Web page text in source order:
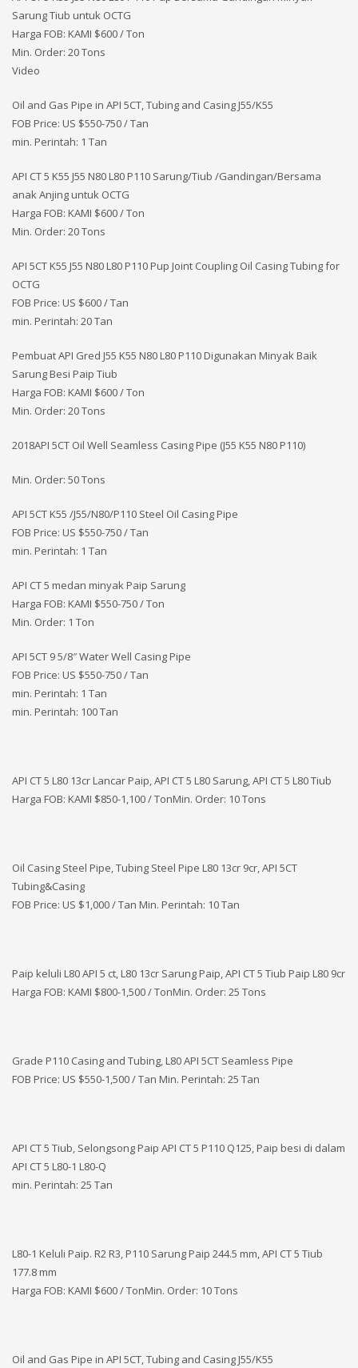
Sarung Tiub untuk OCTG
Harga FOB: KAMI $600 / Ton
Min. Order: 20 Tons
Video
Oil and Gas Pipe in API 5CT, Tubing and Casing J55/K55
FOB Price: US $550-750 / Tan
min. Perintah: 1 Tan
API CT 5 K55 J55 N80 L80 P110 Sarung/Tiub /Gandingan/Bersama
anak Anjing untuk OCTG
Harga FOB: KAMI $600 / Ton
Min. Order: 20 Tons
API 5CT K55 J55 N80 L80 P110 Pup Joint Coupling Oil Casing Tubing for
OCTG
FOB Price: US $600 / Tan
min. Perintah: 20 Tan
Pembuat API Gred J55 K55 N80 L80 P110 Digunakan Minyak Baik
Sarung Besi Paip Tiub
Harga FOB: KAMI $600 / Ton
Min. Order: 20 Tons
2018API 5CT Oil Well Seamless Casing Pipe (J55 K55 N80 P110)
Min. Order: 50 Tons
API 5CT K55 /J55/N80/P110 Steel Oil Casing Pipe
FOB Price: US $550-750 / Tan
min. Perintah: 1 Tan
API CT 5 medan minyak Paip Sarung
Harga FOB: KAMI $550-750 / Ton
Min. Order: 1 Ton
API 5CT 9 5/8″ Water Well Casing Pipe
FOB Price: US $550-750 / Tan
min. Perintah: 1 Tan
min. Perintah: 100 Tan
API CT 5 L80 13cr Lancar Paip, API CT 5 L80 Sarung, API CT 5 L80 Tiub
Harga FOB: KAMI $850-1,100 / TonMin. Order: 10 Tons
Oil Casing Steel Pipe, Tubing Steel Pipe L80 13cr 9cr, API 5CT
Tubing&Casing
FOB Price: US $1,000 / Tan Min. Perintah: 10 Tan
Paip keluli L80 API 5 ct, L80 13cr Sarung Paip, API CT 5 Tiub Paip L80 9cr
Harga FOB: KAMI $800-1,500 / TonMin. Order: 25 Tons
Grade P110 Casing and Tubing, L80 API 5CT Seamless Pipe
FOB Price: US $550-1,500 / Tan Min. Perintah: 25 Tan
API CT 5 Tiub, Selongsong Paip API CT 5 P110 Q125, Paip besi di dalam
API CT 5 L80-1 L80-Q
min. Perintah: 25 Tan
L80-1 Keluli Paip. R2 R3, P110 Sarung Paip 244.5 mm, API CT 5 Tiub
177.8 mm
Harga FOB: KAMI $600 / TonMin. Order: 10 Tons
Oil and Gas Pipe in API 5CT, Tubing and Casing J55/K55